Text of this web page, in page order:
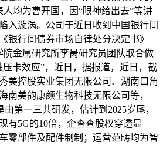
均为曹开国，因“眼神给出去”等讲
入漩涡。公司于近日收到中国银行间
银行间债券市场自律处分决定书》
院金属研究所李昺研究员团队取合做
卡效应”，近日，据报道，近日，截
美控股实业集团无限公司、湖南口角
南美韵康颜生物科技无限公司等，
由第一三共研发，估计到2025岁尾，
有5G的10倍，企查查股权穿透显
零部件及配件制制；运营范畴均为智